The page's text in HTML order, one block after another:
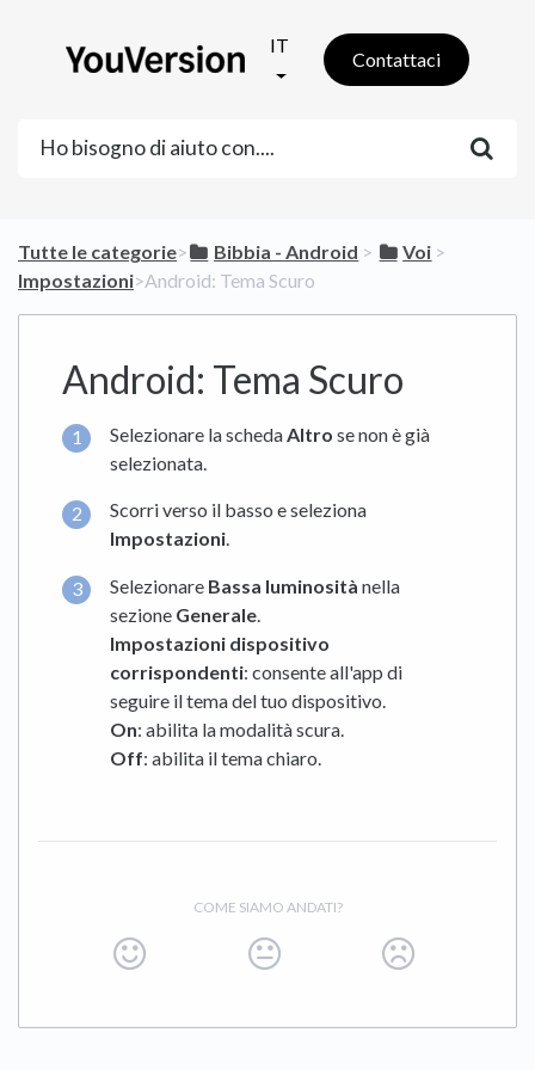
IT
Contattaci
Tutte le categorie​>​ ​Bibbia - Android ​ > ​ ​Voi ​ > ​
Impostazioni​>​ Android: Tema Scuro
Android: Tema Scuro
Selezionare la schedaAltro se non è già
selezionata.
Scorri verso il basso e seleziona
Impostazioni.
Selezionare Bassa luminosità nella
sezione Generale.
Impostazioni dispositivo
corrispondenti: consente all'app di
seguire il tema del tuo dispositivo.
On: abilita la modalità scura.
Off: abilita il tema chiaro.
COME SIAMO ANDATI?